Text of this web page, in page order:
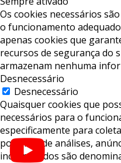
Os cookies necessários
o funcionamento
apenas cookies que
recursos de segurança do
armazenam nenhuma
Desnecessário
Desnecessário
Quaisquer cookies que
necessários para o
especificamente para
por meio de análises,
incorporados são